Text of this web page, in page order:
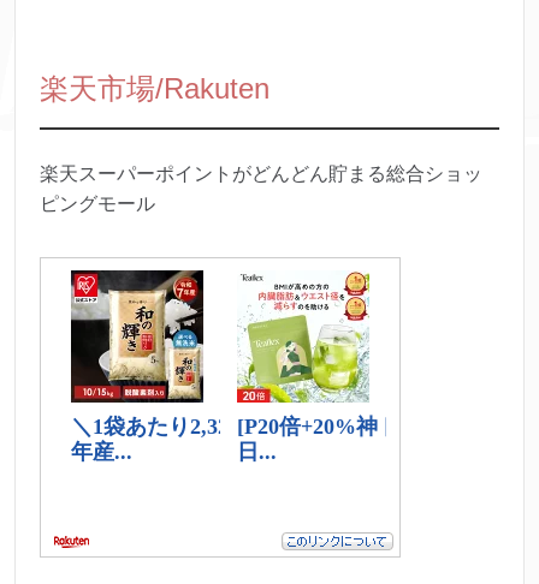
楽天市場/Rakuten
楽天スーパーポイントがどんどん貯まる総合ショッ
ピングモール